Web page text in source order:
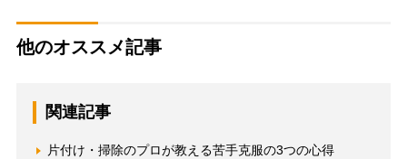
他のオススメ記事
関連記事
片付け・掃除のプロが教える苦手克服の3つの心得